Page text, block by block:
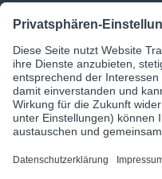
Impressum
Datenschutz
Privatsphären-